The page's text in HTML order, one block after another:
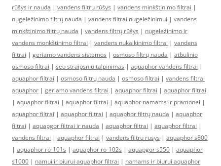
rūšys ir nauda | vandens filtrų rūšys | vandens minkštinimo filtrai |
nugeležinimo filtrų nauda | vandens filtrai nugeležinimui | vandens
minkštinimo filtrų nauda | vandens filtrų rūšys | nugeležinimo ir
vandens monkštinimo filtrai | vandens nukalkinimo filtrai | vandens
filtrai | geriamo vandens sistemos | osmoso filtrų nauda | atbulinio
osmoso filtrai | seo straipsniu talpinimas | aquaphor vandens filtrai |
aquaphor filtrai | osmoso filtrų nauda | osmoso filtrai | vandens filtrai
aquaphor | geriamo vandens filtrai | aquaphor filtrai | aquaphor filtrai
| aquaphor filtrai | aquaphor filtrai | aquaphor namams ir pramonei |
aquaphor filtrai | aquaphor filtrai | aquaphor filtrų nauda | aquaphor
filtrai | aquapgor filtrai ir nauda | aquaphor filtrai | aquaphor filtrai |
vandens filtrai | aquaphor filtrai | vandens filtru rusys | aquaphor s800
| aquaphor ro-101s | aquaphor ro-102s | aquapgor s550 | aquaphor
s1000 | namui ir biurui aquaphor filtrai | namams ir biurui aquaphor